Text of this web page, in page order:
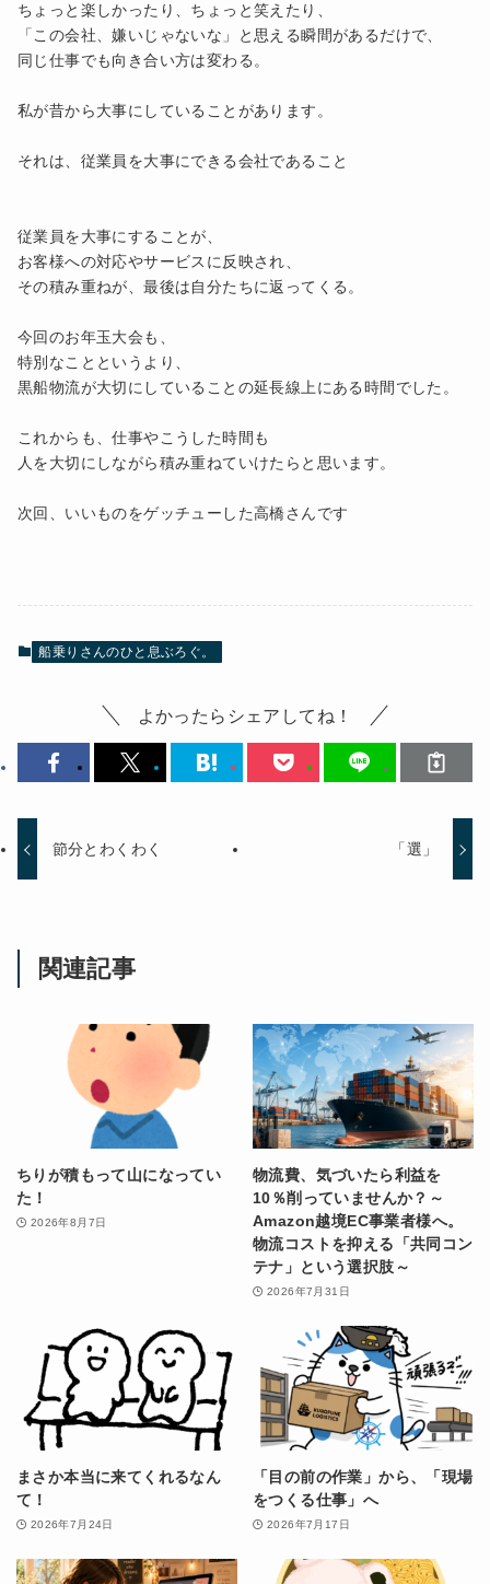
ちょっと楽しかったり、ちょっと笑えたり、
「この会社、嫌いじゃないな」と思える瞬間があるだけで、
同じ仕事でも向き合い方は変わる。
私が昔から大事にしていることがあります。
それは、従業員を大事にできる会社であること
従業員を大事にすることが、
お客様への対応やサービスに反映され、
その積み重ねが、最後は自分たちに返ってくる。
今回のお年玉大会も、
特別なことというより、
黒船物流が大切にしていることの延長線上にある時間でした。
これからも、仕事やこうした時間も
人を大切にしながら積み重ねていけたらと思います。
次回、いいものをゲッチューした高橋さんです
船乗りさんのひと息ぶろぐ。
よかったらシェアしてね！
節分とわくわく 「選」
関連記事
ちりが積もって山になってい
た！
2026年8月7日
物流費、気づいたら利益を
10％削っていませんか？～
Amazon越境EC事業者様へ。
物流コストを抑える「共同コン
テナ」という選択肢～
2026年7月31日
まさか本当に来てくれるなん
て！
2026年7月24日
「目の前の作業」から、「現場
をつくる仕事」へ
2026年7月17日